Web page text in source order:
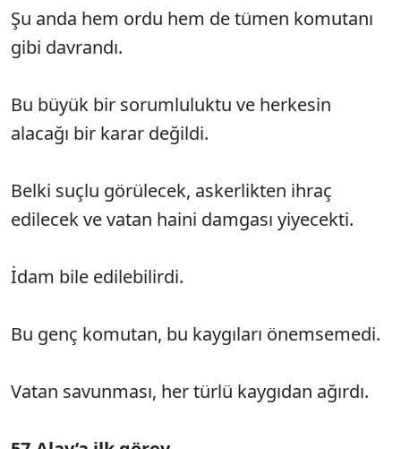
Şu anda hem ordu hem de tümen komutanı
gibi davrandı.
Bu büyük bir sorumluluktu ve herkesin
alacağı bir karar değildi.
Belki suçlu görülecek, askerlikten ihraç
edilecek ve vatan haini damgası yiyecekti.
İdam bile edilebilirdi.
Bu genç komutan, bu kaygıları önemsemedi.
Vatan savunması, her türlü kaygıdan ağırdı.